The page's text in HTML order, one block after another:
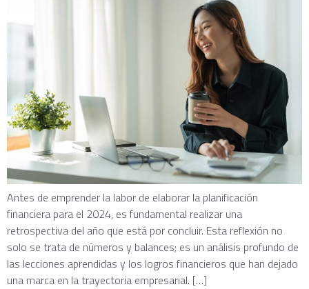
Antes de emprender la labor de elaborar la planificación
financiera para el 2024, es fundamental realizar una
retrospectiva del año que está por concluir. Esta reflexión no
solo se trata de números y balances; es un análisis profundo de
las lecciones aprendidas y los logros financieros que han dejado
una marca en la trayectoria empresarial. […]